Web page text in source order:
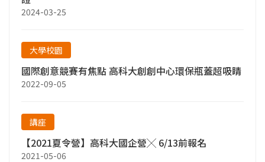
2024-03-25
大學校園
國際創意競賽有焦點 高科大創創中心環保瓶蓋超吸睛
2022-09-05
講座
【2021夏令營】高科大國企營╳ 6/13前報名
2021-05-06